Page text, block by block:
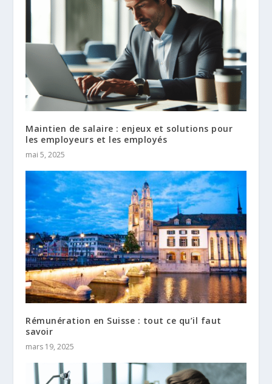
Maintien de salaire : enjeux et solutions pour
les employeurs et les employés
mai 5, 2025
Rémunération en Suisse : tout ce qu’il faut
savoir
mars 19, 2025